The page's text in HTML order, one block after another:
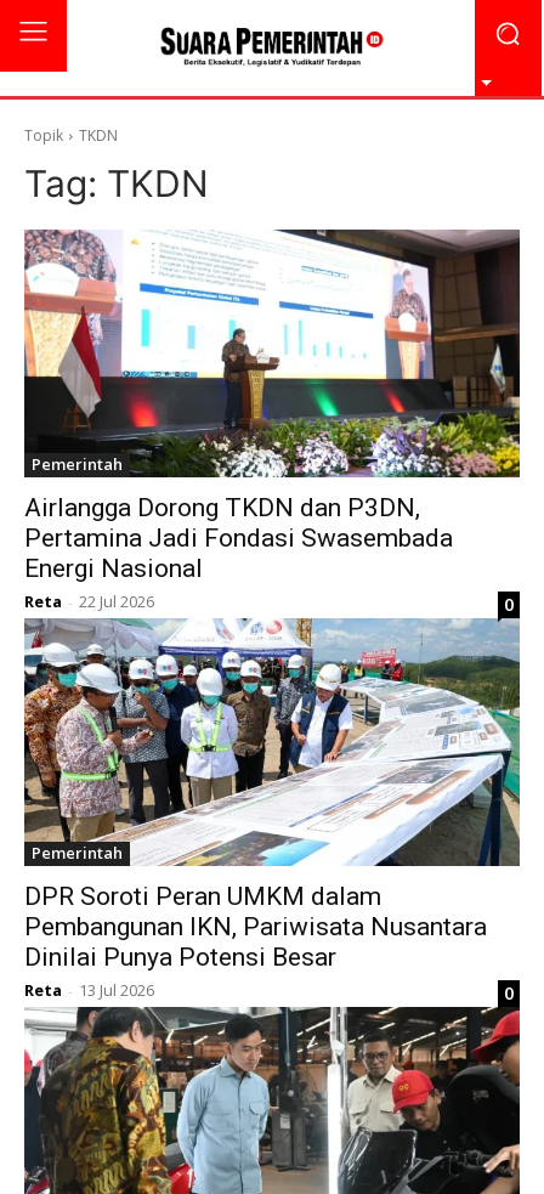
Topik TKDN
Tag: TKDN
Pemerintah
Airlangga Dorong TKDN dan P3DN,
Pertamina Jadi Fondasi Swasembada
Energi Nasional
Reta - 22 Jul 2026 0
Pemerintah
DPR Soroti Peran UMKM dalam
Pembangunan IKN, Pariwisata Nusantara
Dinilai Punya Potensi Besar
Reta - 13 Jul 2026 0